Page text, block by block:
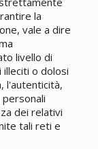
la
vale a dire
livello di
o dolosi
l'autenticità,
dei relativi
tali reti e